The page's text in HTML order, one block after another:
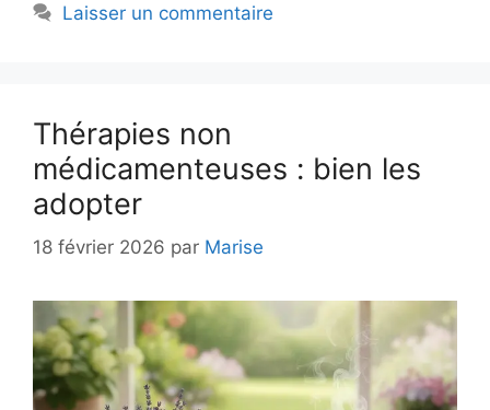
Laisser un commentaire
Thérapies non
médicamenteuses : bien les
adopter
18 février 2026 par Marise